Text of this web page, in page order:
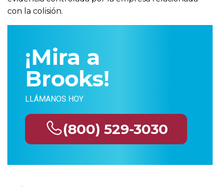
con la colisión.
¡Mira a
Brooks!
LLÁMANOS HOY
(800) 529-3030